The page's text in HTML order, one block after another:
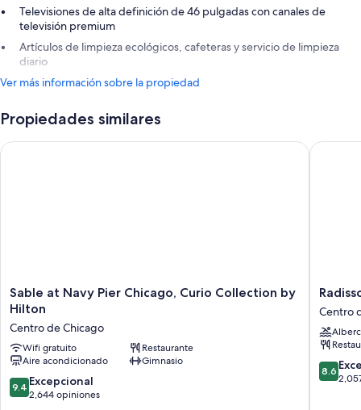
Televisiones de alta definición de 46 pulgadas con canales de
televisión premium
Artículos de limpieza ecológicos, cafeteras y servicio de limpieza
diario
Ver más información sobre la propiedad
Propiedades similares
Sable
at
Pier
Chicago,
Curio
Collection
by
Sable at Navy Pier Chicago, Curio Collection by
Hilton
Centro de Chicago
Wifi gratuito
Restaurante
Aire acondicionado
Gimnasio
9.4
de
9.4 Excepcional
2,644 opiniones
Sable at Navy Pier Chicago, Curio Collection by Hilton
Blu
Aqua
Hotel
Chicago
Centro
de
Centro
8.6
de
8.6